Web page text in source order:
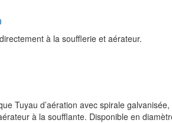
à la soufflerie et aérateur.
Tuyau d’aération avec spirale
à la soufflante. Disponible en